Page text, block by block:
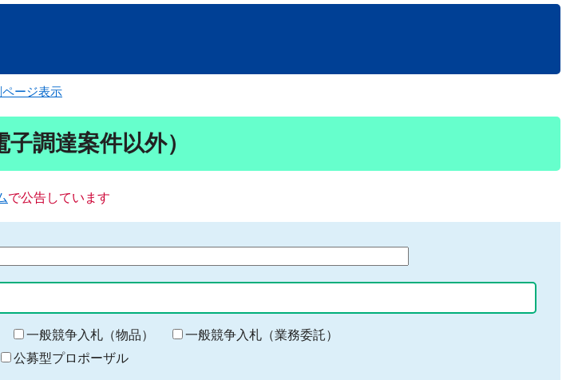
ージ表示
調達案件以外）
で公告しています
一般競争入札（物品）
一般競争入札（業務委託）
公募型プロポーザル